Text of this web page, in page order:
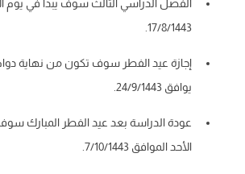
الفصل الدراسي الثالث سوف يبدأ في يوم الأحد
17/8/1443.
إجازة عيد الفطر سوف تكون من نهاية دوام يوم
عودة الدراسة بعد عيد الفطر المبارك سوف يكون
الأحد الموافق 7/10/1443.